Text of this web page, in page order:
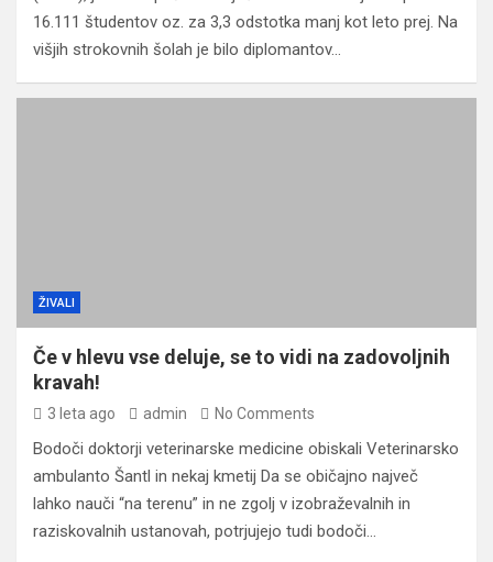
16.111 študentov oz. za 3,3 odstotka manj kot leto prej. Na
višjih strokovnih šolah je bilo diplomantov…
ŽIVALI
Če v hlevu vse deluje, se to vidi na zadovoljnih
kravah!
3 leta ago admin No Comments
Bodoči doktorji veterinarske medicine obiskali Veterinarsko
ambulanto Šantl in nekaj kmetij Da se običajno največ
lahko nauči “na terenu” in ne zgolj v izobraževalnih in
raziskovalnih ustanovah, potrjujejo tudi bodoči…